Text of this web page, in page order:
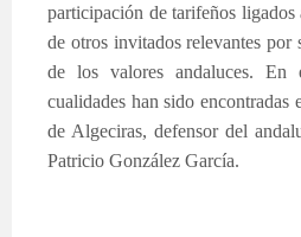
participación de tarifeños
de otros invitados relevantes por
de los valores andaluces. En
cualidades han sido encontradas
de Algeciras, defensor del
Patricio González García.